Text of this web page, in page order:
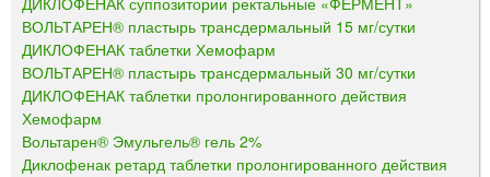
ВОЛЬТАРЕН® пластырь трансдермальный 15 мг/сутки
ДИКЛОФЕНАК таблетки Хемофарм
ВОЛЬТАРЕН® пластырь трансдермальный 30 мг/сутки
ДИКЛОФЕНАК таблетки пролонгированного действия
Хемофарм
Вольтарен® Эмульгель® гель 2%
Диклофенак ретард таблетки пролонгированного действия